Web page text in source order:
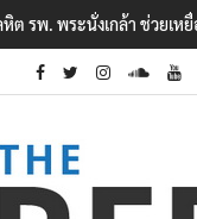
ะหว่างสอบสวนแรงจูงใจ เห
ดเรื่องเรียน